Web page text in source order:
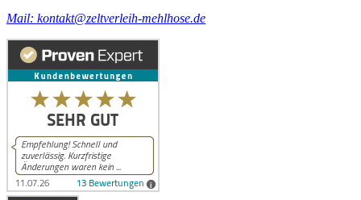
Mail: kontakt@zeltverleih-mehlhose.de